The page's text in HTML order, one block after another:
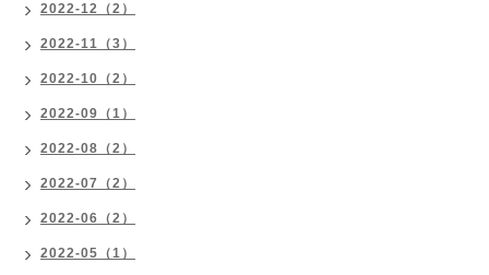
2022-12（2）
2022-11（3）
2022-10（2）
2022-09（1）
2022-08（2）
2022-07（2）
2022-06（2）
2022-05（1）